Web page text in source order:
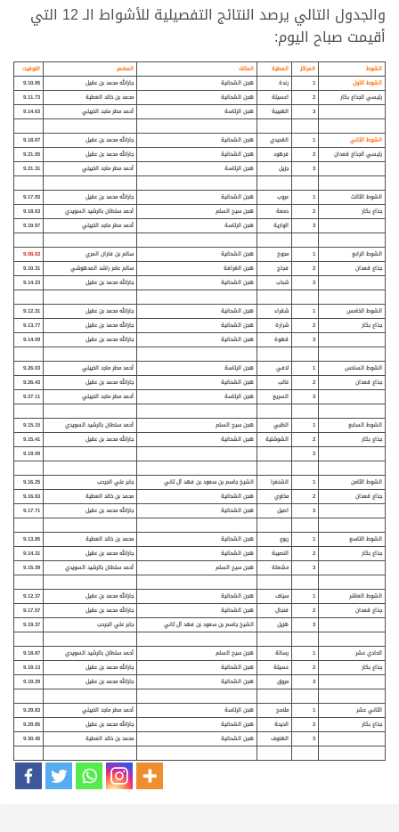
والجدول التالي يرصد النتائج التفصيلية للأشواط الـ 12 التي
أقيمت صباح اليوم:
الشوط المراكز المطية المالك المضمر
التوقيت
الشوط الأول
1 رندة هجن الشحانية جارالله محمد بن عقيل
9.10.95
رئيسي الجذاع بكار
2 اعسيلة هجن الشحانية محمد بن خالد العطية
9.11.73
3
الهبيبة هجن الرئاسة أحمد مطر ماجد الخييلي 9.14.63
الشوط الثاني 1 القحيدي هجن الشحانية جارالله محمد بن عقيل
9.18.67
رئيسي الجذاع قعدان
2 فرهود هجن الشحانية جارالله محمد بن عقيل
9.21.05
3
جزيل هجن الرئاسة أحمد مطر ماجد الخييلي 9.21.31
الشوط الثالث 1 عروب هجن الشحانية جارالله محمد بن عقيل
9.17.93
جذاع بكار
2 دمعة هجن سيح السلم أحمد سلطان بالرشيد السويدي
9.18.63
3
الوارية هجن الرئاسة أحمد مطر ماجد الخييلي 9.19.97
الشوط الرابع 1 مجوخ هجن الشحانية سالم بن فاران المري
9.08.63
جذاع قعدان
2 فجاج هجن الغرافة سالم عامر راشد المدهوشي
9.10.31
3
شباب هجن الشحانية جارالله محمد بن عقيل 9.14.23
الشوط الخامس 1 شقراء هجن الشحانية جارالله محمد بن عقيل
9.12.31
جذاع بكار
2 شرارة هجن الشحانية جارالله محمد بن عقيل
9.13.77
3
قهوة هجن الشحانية جارالله محمد بن عقيل 9.14.09
الشوط السادس 1 لافي هجن الرئاسة أحمد مطر ماجد الخييلي
9.26.03
جذاع قعدان
2 غالب هجن الشحانية جارالله محمد بن عقيل
9.26.43
3
السريع هجن الرئاسة أحمد مطر ماجد الخييلي 9.27.11
الشوط السابع 1 الظبي هجن سيح السلم أحمد سلطان بالرشيد السويدي
9.15.15
جذاع بكار
2 الشوشلية هجن الشحانية جارالله محمد بن عقيل
9.15.41
3
9.19.09
الشوط الثامن 1 الشنفرا الشيخ جاسم بن سعود بن فهد آل ثاني جابر علي الجرحب
9.16.25
جذاع قعدان
2 مخاوي هجن الشحانية محمد بن خالد العطية
9.16.63
3
اصيل هجن الشحانية جارالله محمد بن عقيل 9.17.71
الشوط التاسع 1 ربوع هجن الشحانية محمد بن خالد العطية
9.13.85
جذاع بكار
2 النصيبة هجن الشحانية جارالله محمد بن عقيل
9.14.31
3
مشعلة هجن سيح السلم أحمد سلطان بالرشيد السويدي 9.15.39
الشوط العاشر 1 سياف هجن الشحانية جارالله محمد بن عقيل
9.12.37
جذاع قعدان
2 فنجال هجن الشحانية جارالله محمد بن عقيل
9.17.57
3
هزيل الشيخ جاسم بن سعود بن فهد آل ثاني جابر علي الجرحب 9.19.37
الحادي عشر 1 رسالة هجن سيح السلم أحمد سلطان بالرشيد السويدي
9.18.87
جذاع بكار
2 عسيلة هجن الشحانية جارالله محمد بن عقيل
9.19.13
3
مروق هجن الشحانية جارالله محمد بن عقيل 9.19.29
الثاني عشر 1 ملامح هجن الرئاسة أحمد مطر ماجد الخييلي
9.29.83
جذاع بكار
2 الديحة هجن الشحانية جارالله محمد بن عقيل
9.29.85
3
الهنوف هجن الشحانية محمد بن خالد العطية 9.30.45